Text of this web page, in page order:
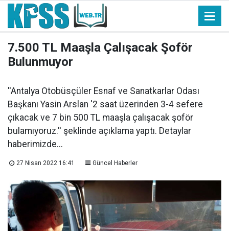
7.500 TL Maaşla Çalışacak Şoför
Bulunmuyor
''Antalya Otobüsçüler Esnaf ve Sanatkarlar Odası
Başkanı Yasin Arslan '2 saat üzerinden 3-4 sefere
çıkacak ve 7 bin 500 TL maaşla çalışacak şoför
bulamıyoruz.'' şeklinde açıklama yaptı. Detaylar
haberimizde...
27 Nisan 2022 16:41 Güncel Haberler